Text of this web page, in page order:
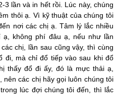
3 lần và in hết rồi. Lúc này, chúng
thôi ạ. Vì kỹ thuật của chúng tôi
nơi các chị ạ. Tâm lý lắc nhiều
không phí đâu ạ, nếu như lần
chị, lần sau cũng vậy, thì cùng
đi, mà chỉ đổ tiếp vào sau khi đổ
thấy đổ đi ấy, đó là mực thải ạ,
các chị hãy gọi luôn chúng tôi
lúc đợi chúng tôi đến, thì lắc